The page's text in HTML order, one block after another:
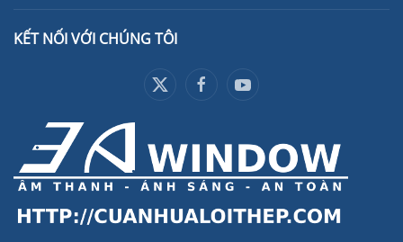
KẾT NỐI VỚI CHÚNG TÔI